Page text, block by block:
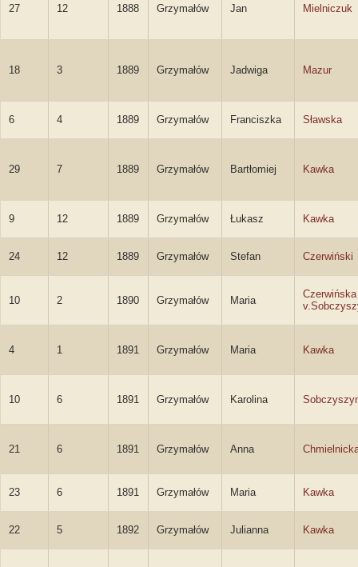
27 12 1888 Grzymałów Jan Mielniczuk
18 3 1889 Grzymałów Jadwiga Mazur
6 4 1889 Grzymałów Franciszka Sławska
29 7 1889 Grzymałów Bartłomiej Kawka
9 12 1889 Grzymałów Łukasz Kawka
24 12 1889 Grzymałów Stefan Czerwiński
10 2 1890 Grzymałów Maria
Czerwińska
4 1 1891 Grzymałów Maria Kawka
10 6 1891 Grzymałów Karolina
21 6 1891 Grzymałów Anna
23 6 1891 Grzymałów Maria Kawka
22 5 1892 Grzymałów Julianna Kawka